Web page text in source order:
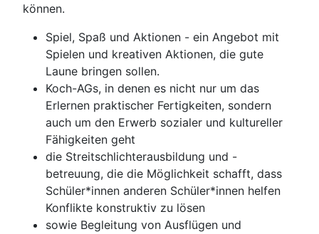
können.
Spiel, Spaß und Aktionen - ein Angebot mit
Spielen und kreativen Aktionen, die gute
Laune bringen sollen.
Koch-AGs, in denen es nicht nur um das
Erlernen praktischer Fertigkeiten, sondern
auch um den Erwerb sozialer und kultureller
Fähigkeiten geht
die Streitschlichterausbildung und -
betreuung, die die Möglichkeit schafft, dass
Schüler*innen anderen Schüler*innen helfen
Konflikte konstruktiv zu lösen
sowie Begleitung von Ausflügen und